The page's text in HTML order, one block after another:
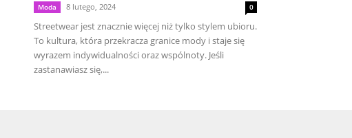
Moda 8 lutego, 2024 0
Streetwear jest znacznie więcej niż tylko stylem ubioru.
To kultura, która przekracza granice mody i staje się
wyrazem indywidualności oraz wspólnoty. Jeśli
zastanawiasz się,...